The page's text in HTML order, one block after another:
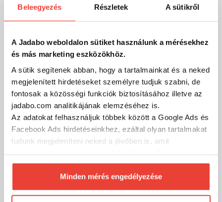
Beleegyezés Részletek A sütikről
A Jadabo weboldalon sütiket használunk a mérésekhez
és más marketing eszközökhöz.
A sütik segítenek abban, hogy a tartalmainkat és a neked
megjelenített hirdetéseket személyre tudjuk szabni, de
fontosak a közösségi funkciók biztosításához illetve az
jadabo.com analitikájának elemzéséhez is.
Az adatokat felhasználjuk többek között a Google Ads és
Facebook Ads hirdetéseinkhez, ezáltal olyan tartalmakat
tudunk megjeleníteni neked a jövőben is, amit
biztosításához arra kérünk, hogy engedd meg
számunkra minden mérés használatát.
Természetesensoha semmilyen formában nem fogunk
Minden mérés engedélyezése
JRC Cocoon 2G mérlegelő
Raktáron
13 671 Ft
SZÁKOLOM
-26%